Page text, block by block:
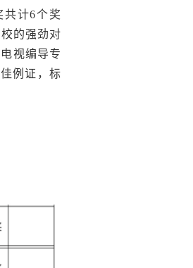
计6个奖
的强劲对
视编导专
例证，标